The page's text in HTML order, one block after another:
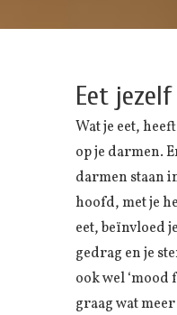
Eet
Wat je eet,
op je darmen.
darmen staan
hoofd, met je
eet, beïnvloed
gedrag en je
ook wel ‘mood
graag wat